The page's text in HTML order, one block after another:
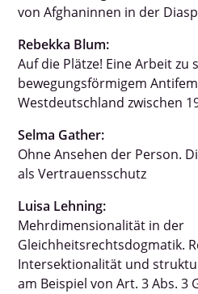
von Afghaninnen in der
Rebekka Blum:
Auf die Plätze! Eine Arbeit
bewegungsförmigem
Westdeutschland zwischen
Selma Gather:
Ohne Ansehen der Person.
als Vertrauensschutz
Luisa Lehning:
Mehrdimensionalität in der
Gleichheitsrechtsdogmatik.
Intersektionalität und
am Beispiel von Art. 3 Abs. 3